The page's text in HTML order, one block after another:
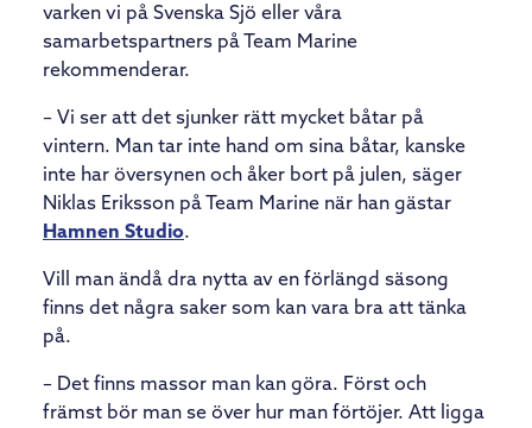
varken vi på Svenska Sjö eller våra
samarbetspartners på Team Marine
rekommenderar.
– Vi ser att det sjunker rätt mycket båtar på
vintern. Man tar inte hand om sina båtar, kanske
inte har översynen och åker bort på julen, säger
Niklas Eriksson på Team Marine när han gästar
Hamnen Studio.
Vill man ändå dra nytta av en förlängd säsong
finns det några saker som kan vara bra att tänka
på.
– Det finns massor man kan göra. Först och
främst bör man se över hur man förtöjer. Att ligga